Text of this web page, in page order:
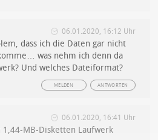
06.01.2020, 16:12 Uhr
dass ich die Daten gar nicht
was nehm ich denn da
Und welches Dateiformat?
ANTWORTEN
MELDEN
06.01.2020, 16:41 Uhr
1,44-MB-Disketten Laufwerk